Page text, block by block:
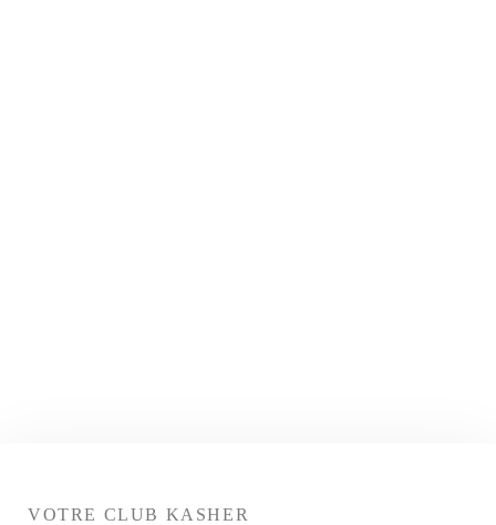
VOTRE CLUB KASHER